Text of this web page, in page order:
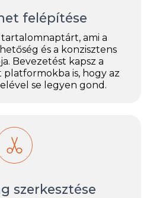
felépítése
ami a
és a konzisztens
Bevezetést kapsz a
is, hogy az
se legyen gond.
szerkesztése